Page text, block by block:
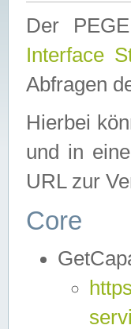
Der
Interface
Abfragen
Hierbei
und in
URL zur
Core